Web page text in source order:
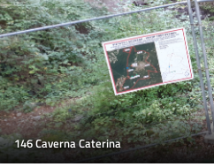
146 Caverna Caterina